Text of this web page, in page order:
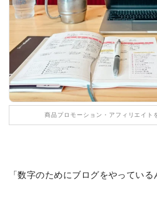
商品プロモーション・アフィリエイト
「数字のためにブログをやっている